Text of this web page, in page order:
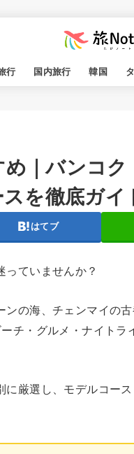
行 国内旅行 韓国
め｜バンコク
を徹底ガイ
はてブ
っていませんか？
の海、チェンマイの
チ・グルメ・ナイトラ
厳選し、モデルコー